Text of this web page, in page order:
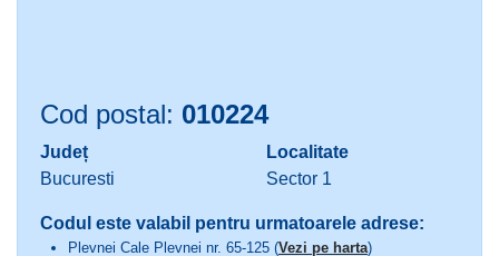
Cod postal: 010224
Județ
Bucuresti
Localitate
Sector 1
Codul este valabil pentru urmatoarele adrese:
Plevnei Cale Plevnei nr. 65-125 (Vezi pe harta)